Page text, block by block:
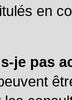
en
je pas